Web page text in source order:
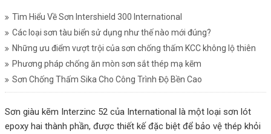
Tìm Hiểu Về Sơn Intershield 300 International
Các loại sơn tàu biển sử dụng như thế nào mới đúng?
Những ưu điểm vượt trội của sơn chống thấm KCC không lộ thiên
Phương pháp chống ăn mòn sơn sắt thép mạ kẽm
Sơn Chống Thấm Sika Cho Công Trình Độ Bền Cao
Sơn giàu kẽm Interzinc 52 của International là một loại sơn lót
epoxy hai thành phần, được thiết kế đặc biệt để bảo vệ thép khỏi